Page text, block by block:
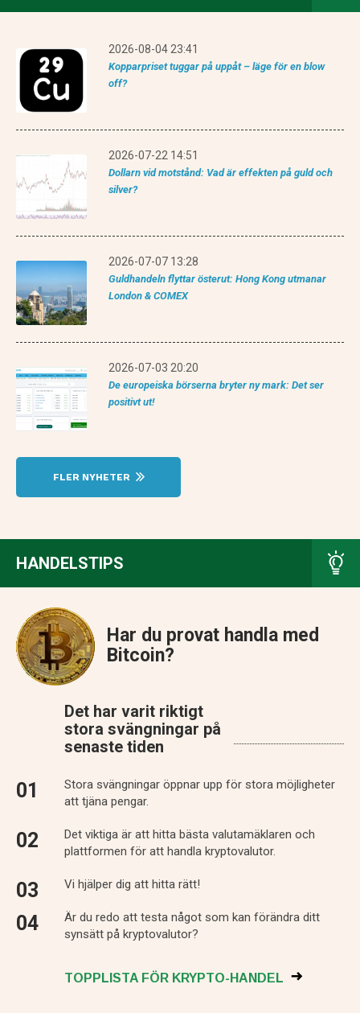
2026-08-04 23:41
Kopparpriset tuggar på uppåt – läge för en blow
off?
2026-07-22 14:51
Dollarn vid motstånd: Vad är effekten på guld och
silver?
2026-07-07 13:28
Guldhandeln flyttar österut: Hong Kong utmanar
London & COMEX
2026-07-03 20:20
De europeiska börserna bryter ny mark: Det ser
positivt ut!
FLER NYHETER
HANDELSTIPS
Har du provat handla med
Bitcoin?
Det har varit riktigt
stora svängningar på
senaste tiden
Stora svängningar öppnar upp för stora möjligheter
att tjäna pengar.
Det viktiga är att hitta bästa valutamäklaren och
plattformen för att handla kryptovalutor.
Vi hjälper dig att hitta rätt!
Är du redo att testa något som kan förändra ditt
synsätt på kryptovalutor?
TOPPLISTA FÖR KRYPTO-HANDEL